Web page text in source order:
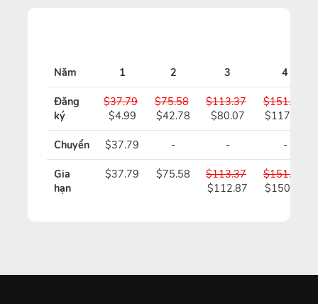
Năm 1 2 3 4
Đăng
ký
$37.79
$4.99
$75.58
$42.78
$113.37
$80.07
$151.16
$117.36
Chuyển $37.79 - - -
Gia
hạn
$37.79 $75.58
$113.37
$112.87
$151.16
$150.16